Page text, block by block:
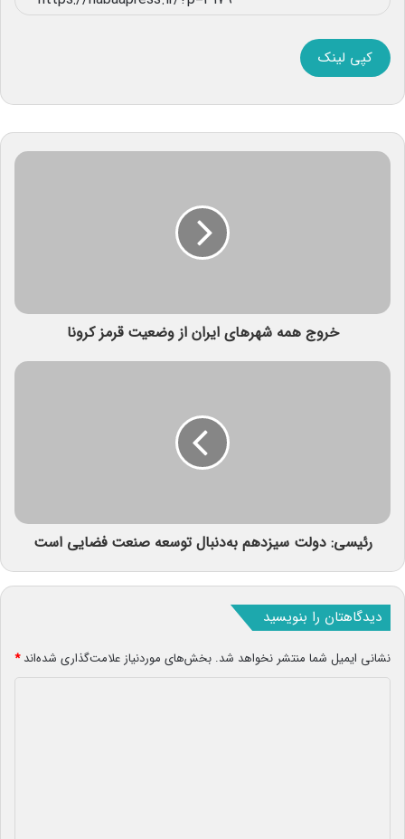
کپی لینک
خروج همه شهرهای ایران از وضعیت قرمز کرونا
رئیسی: دولت سیزدهم به‌دنبال توسعه صنعت فضایی است
دیدگاهتان را بنویسید
نشانی ایمیل شما منتشر نخواهد شد. بخش‌های موردنیاز علامت‌گذاری شده‌اند*